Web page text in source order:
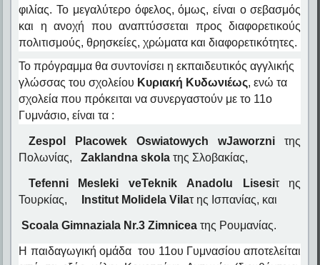
φιλίας. Το μεγαλύτερο όφελος, όμως, είναι ο σεβασμός
και η ανοχή που αναπτύσσεται προς διαφορετικούς
πολιτισμούς, θρησκείες, χρώματα και διαφορετικότητες.
Το πρόγραμμα θα συντονίσει η εκπαιδευτικός αγγλικής
γλώσσας του σχολείου Κυριακή Κυδωνιέως, ενώ τα
σχολεία που πρόκειται να συνεργαστούν με το 11ο
Γυμνάσιο,είναι τα :
Zespol PlacowekOswiatowychwJaworzniτης
Πολωνίας,Zaklandnaskolaτης Σλοβακίας,
Tefenni Mesleki veTeknik Anadolu Lisesiτ ης
Τουρκίας,
Institut Molide laVilaτ ης Ισπανίας, και
ScoalaGimnaziala Nr.3Zimniceaτης Ρουμανίας.
Η παιδαγωγική ομάδα του 11ου Γυμνασίου αποτελείται